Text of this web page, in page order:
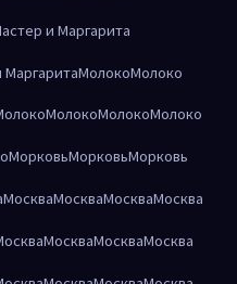
и Маргарита
МолокоМолоко
МолокоМолокоМолоко
МорковьМорковьМорковь
МоскваМоскваМоскваМосква
МоскваМоскваМосква